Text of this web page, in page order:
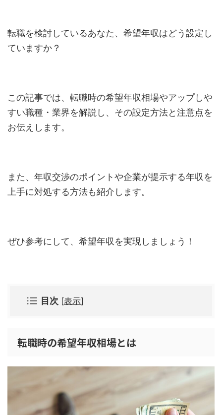
転職を検討しているあなた、希望年収はどう設定し
ていますか？
この記事では、転職時の希望年収相場やアップしや
すい職種・業界を解説し、その設定方法と注意点を
お伝えします。
また、年収交渉のポイントや企業が提示する年収を
上手に対処する方法も紹介します。
ぜひ参考にして、希望年収を実現しましょう！
目次 [表示]
転職時の希望年収相場とは